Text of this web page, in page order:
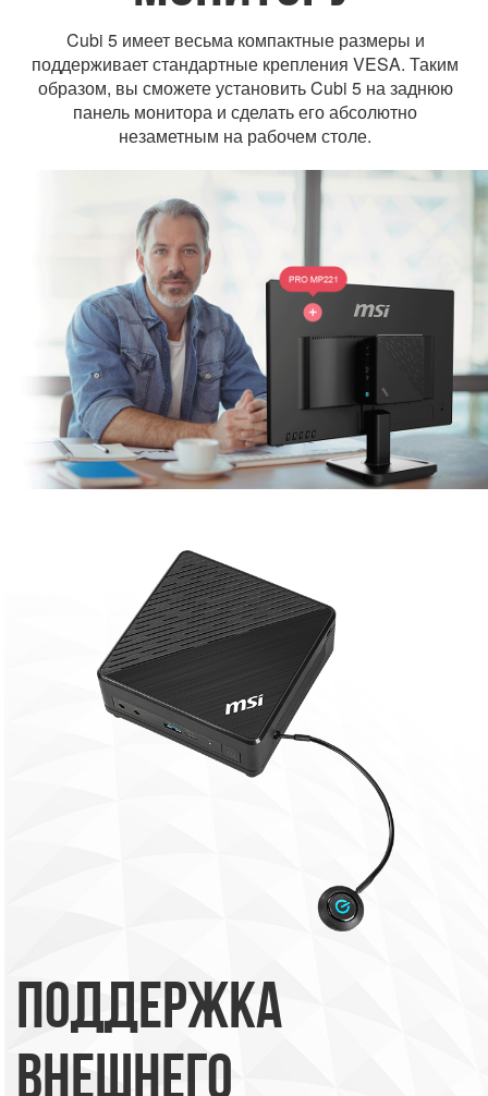
Cubi 5 имеет весьма компактные размеры и
поддерживает стандартные крепления VESA. Таким
образом, вы сможете установить Cubi 5 на заднюю
панель монитора и сделать его абсолютно
незаметным на рабочем столе.
ПОДДЕРЖКА
ВНЕШНЕГО